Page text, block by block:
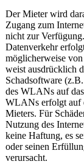
Der Mieter wird
Zugang zum
nicht zur
Datenverkehr
möglicherweise
weist ausdrücklich
Schadsoftware
des WLANs auf
WLANs erfolgt auf
Mieters. Für
Nutzung des
keine Haftung, es
oder seinen
verursacht.